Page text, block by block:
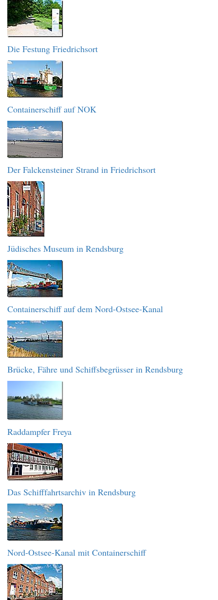
Die Festung Friedrichsort
Containerschiff auf NOK
Der Falckensteiner Strand in Friedrichsort
Jüdisches Museum in Rendsburg
Containerschiff auf dem Nord-Ostsee-Kanal
Brücke, Fähre und Schiffsbegrüsser in Rendsburg
Raddampfer Freya
Das Schifffahrtsarchiv in Rendsburg
Nord-Ostsee-Kanal mit Containerschiff